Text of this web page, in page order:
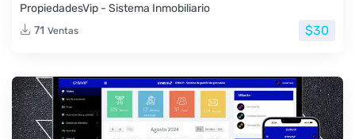
PropiedadesVip - Sistema Inmobiliario
71 Ventas $30